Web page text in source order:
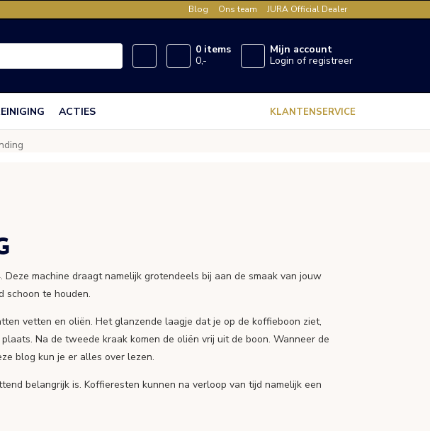
Blog Ons team JURA Official Dealer
0 items
0,-
Mijn account
Login of registreer
ACTIES KLANTENSERVICE
machine draagt namelijk grotendeels bij aan de smaak van jouw
schoon te houden.
vetten en oliën. Het glanzende laagje dat je op de koffieboon ziet,
Na de tweede kraak komen de oliën vrij uit de boon. Wanneer de
blog kun je er alles over lezen.
belangrijk is. Koffieresten kunnen na verloop van tijd namelijk een